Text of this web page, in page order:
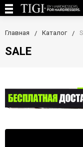
Главная Каталог
SALE